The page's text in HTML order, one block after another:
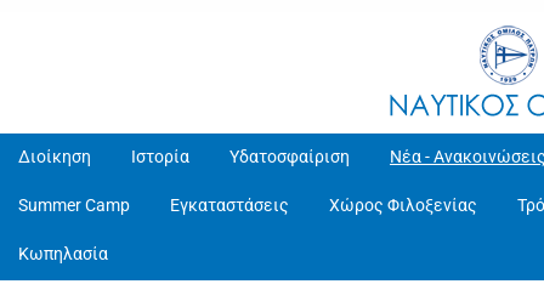
Διοίκηση Ιστορία Υδατοσφαίριση Νέα -
Summer Camp Εγκαταστάσεις Χώρος Φιλοξενίας
Κωπηλασία